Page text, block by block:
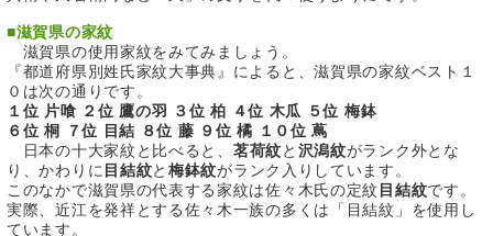
■滋賀県の家紋
滋賀県の使用家紋をみてみましょう。
『都道府県別姓氏家紋大事典』によると、滋賀県の家紋ベスト１
０は次の通りです。
１位 片喰 ２位 鷹の羽 ３位 柏 ４位 木瓜 ５位 梅鉢
６位 桐 ７位 目結 ８位 藤 ９位 橘 １０位 蔦
日本の十大家紋と比べると、 茗荷紋と 沢潟紋がランク外とな
り、かわりに 目結紋と梅鉢紋がランク入りしています。
このなかで滋賀県の代表する家紋は佐々木氏の定紋 目結紋です。
実際、近江を発祥とする佐々木一族の多くは「目結紋」を使用し
ています。